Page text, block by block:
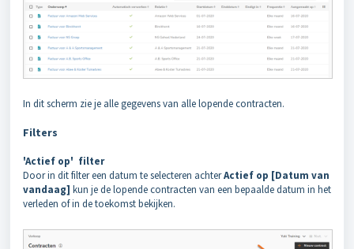
In dit scherm zie je alle gegevens van alle lopende contracten.
Filters
'Actief op' filter
Door in dit filter een datum te selecteren achterActief op [Datum van
vandaag] kun je de lopende contracten van een bepaalde datum in het
verleden of in de toekomst bekijken.